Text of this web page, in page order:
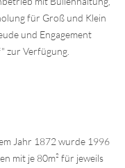
für Groß und Klein
und Engagement
zur Verfügung.
Jahr 1872 wurde 1996
mit je 80m² für jeweils